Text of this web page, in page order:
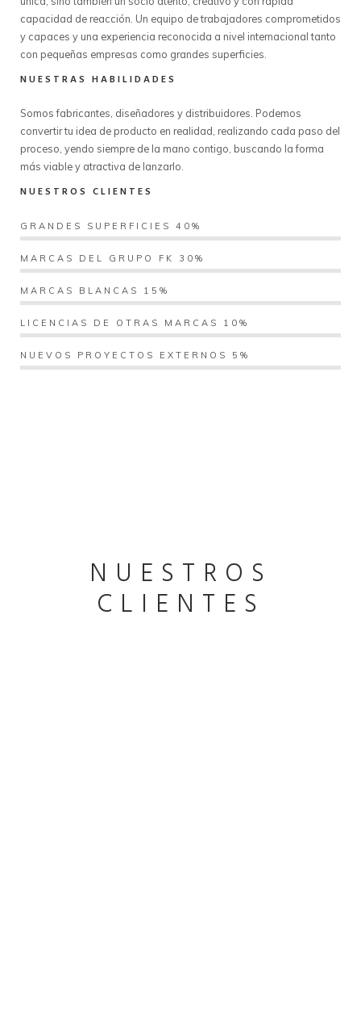
capacidad de reacción. Un equipo de trabajadores comprometidos
y capaces y una experiencia reconocida a nivel internacional tanto
con pequeñas empresas como grandes superficies.
NUESTRAS HABILIDADES
Somos fabricantes, diseñadores y distribuidores. Podemos
convertir tu idea de producto en realidad, realizando cada paso del
proceso, yendo siempre de la mano contigo, buscando la forma
más viable y atractiva de lanzarlo.
NUESTROS CLIENTES
GRANDES SUPERFICIES 40%
MARCAS DEL GRUPO FK 30%
MARCAS BLANCAS 15%
LICENCIAS DE OTRAS MARCAS 10%
NUEVOS PROYECTOS EXTERNOS 5%
NUESTROS
CLIENTES